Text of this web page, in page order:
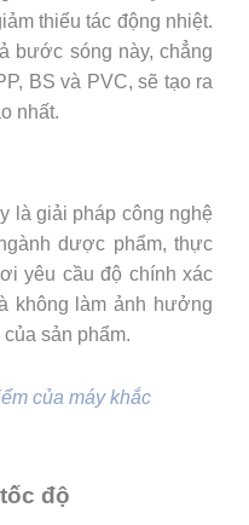
thiểu tác động nhiệt.
bước sóng này, chẳng
BS và PVC, sẽ tạo ra
nhất.
là giải pháp công nghệ
dược phẩm, thực
yêu cầu độ chính xác
không làm ảnh hưởng
sản phẩm.
của máy khắc
độ